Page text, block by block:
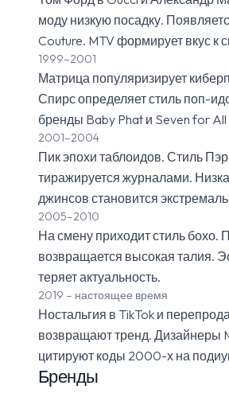
моду низкую посадку.
Couture. MTV формирует вкус к
1999–2001
Матрица популяризирует
Спирс определяет стиль поп-
бренды Baby Phat и Seven for All
2001–2004
Пик эпохи таблоидов. Стиль
тиражируется журналами.
джинсов становится
2005–2010
На смену приходит стиль бохо.
возвращается высокая талия.
теряет актуальность.
2019 – настоящее время
Ностальгия в TikTok и
возвращают тренд. Дизайнеры
цитируют коды 2000-х на
Бренды